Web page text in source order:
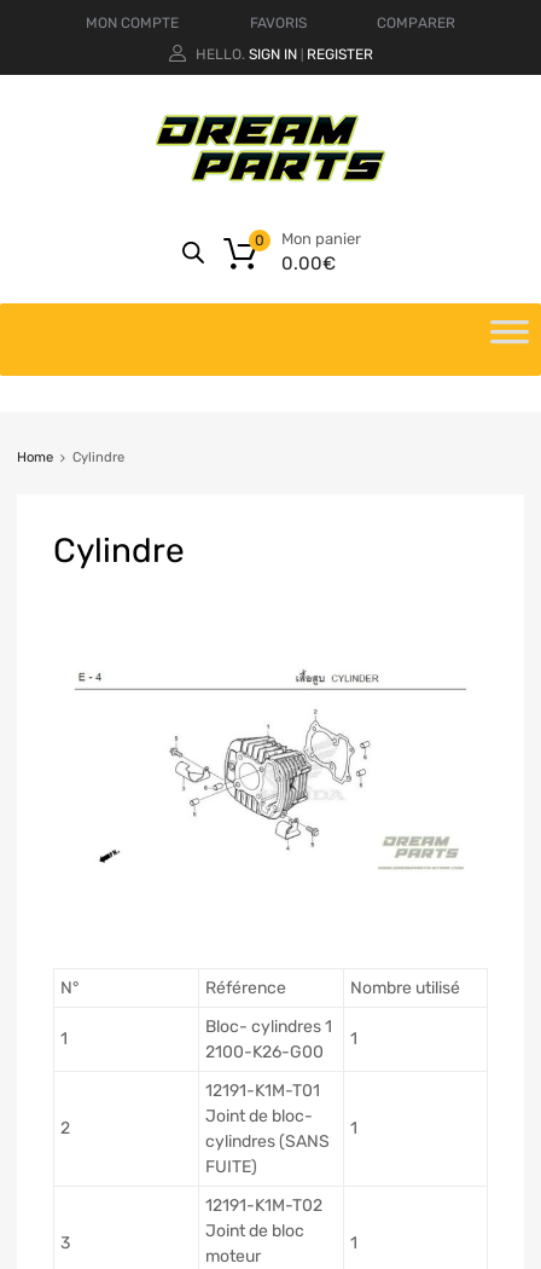
MON COMPTE FAVORIS
COMPARER
HELLO. SIGN IN REGISTER
Mon panier
0.00€
0
Home Cylindre
Cylindre
N° Référence Nombre utilisé
1
Bloc- cylindres 1
2100-K26-G00
1
2
12191-K1M-T01
Joint de bloc-
cylindres (SANS
FUITE)
1
3
12191-K1M-T02
Joint de bloc
moteur
1